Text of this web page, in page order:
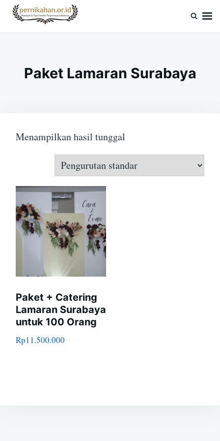
SkipSearch
for:
Paket Lamaran Surabaya
Menampilkan hasil tunggal
Paket + Catering
Lamaran Surabaya
untuk 100 Orang
Rp11.500.000